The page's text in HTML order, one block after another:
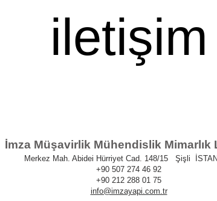
iletişim
İmza Müşavirlik Mühendislik Mimarlık
Merkez Mah. Abidei Hürriyet Cad. 148/15 Şişli
+90 507 274 46 92
+90 212 288 01 75
info@imzayapi.com.tr